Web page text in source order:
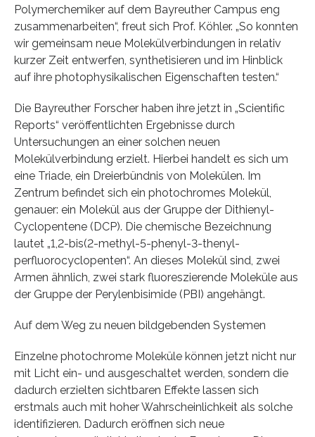
Polymerchemiker auf dem Bayreuther Campus eng
zusammenarbeiten“, freut sich Prof. Köhler. „So konnten
wir gemeinsam neue Molekülverbindungen in relativ
kurzer Zeit entwerfen, synthetisieren und im Hinblick
auf ihre photophysikalischen Eigenschaften testen.“
Die Bayreuther Forscher haben ihre jetzt in „Scientific
Reports“ veröffentlichten Ergebnisse durch
Untersuchungen an einer solchen neuen
Molekülverbindung erzielt. Hierbei handelt es sich um
eine Triade, ein Dreierbündnis von Molekülen. Im
Zentrum befindet sich ein photochromes Molekül,
genauer: ein Molekül aus der Gruppe der Dithienyl-
Cyclopentene (DCP). Die chemische Bezeichnung
lautet „1,2-bis(2-methyl-5-phenyl-3-thenyl-
perfluorocyclopenten“. An dieses Molekül sind, zwei
Armen ähnlich, zwei stark fluoreszierende Moleküle aus
der Gruppe der Perylenbisimide (PBI) angehängt.
Auf dem Weg zu neuen bildgebenden Systemen
Einzelne photochrome Moleküle können jetzt nicht nur
mit Licht ein- und ausgeschaltet werden, sondern die
dadurch erzielten sichtbaren Effekte lassen sich
erstmals auch mit hoher Wahrscheinlichkeit als solche
identifizieren. Dadurch eröffnen sich neue